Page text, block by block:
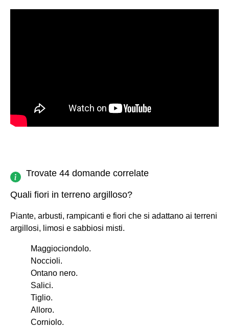
Trovate 44 domande correlate
Quali fiori in terreno argilloso?
Piante, arbusti, rampicanti e fiori che si adattano ai terreni
argillosi, limosi e sabbiosi misti.
Maggiociondolo.
Noccioli.
Ontano nero.
Salici.
Tiglio.
Alloro.
Corniolo.